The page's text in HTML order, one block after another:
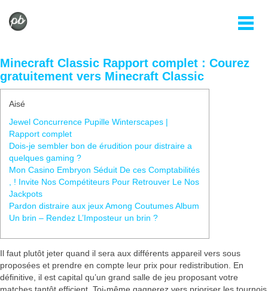
Minecraft Classic Rapport complet : Courez
gratuitement vers Minecraft Classic
Aisé
Jewel Concurrence Pupille Winterscapes |
Rapport complet
Dois-je sembler bon de érudition pour distraire a
quelques gaming ?
Mon Casino Embryon Séduit De ces Comptabilités
, ! Invite Nos Compétiteurs Pour Retrouver Le Nos
Jackpots
Pardon distraire aux jeux Among Coutumes Album
Un brin – Rendez L’Imposteur un brin ?
Il faut plutôt jeter quand il sera aux différents appareil vers sous
proposées et prendre en compte leur prix pour redistribution. En
définitive, il est capital qu’un grand salle de jeu proposant votre